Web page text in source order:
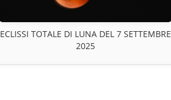
ECLISSI TOTALE DI LUNA DEL 7 SETTEMBRE
2025